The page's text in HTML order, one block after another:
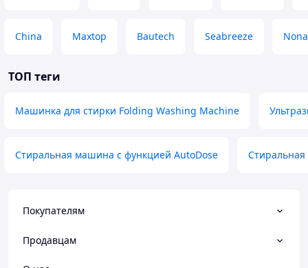
China Maxtop Bautech Seabreeze
ТОП теги
Машинка для стирки Folding Washing Machine
Стиральная машина с функцией AutoDose
Покупателям
Продавцам